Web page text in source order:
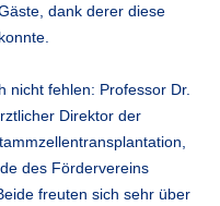
dank derer diese
nicht fehlen: Professor Dr.
Direktor der
des Fördervereins
freuten sich sehr über